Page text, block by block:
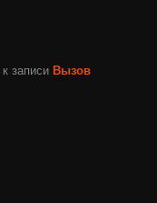
к записиВызов